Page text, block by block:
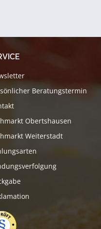
Beratungstermin
Obertshausen
Weiterstadt